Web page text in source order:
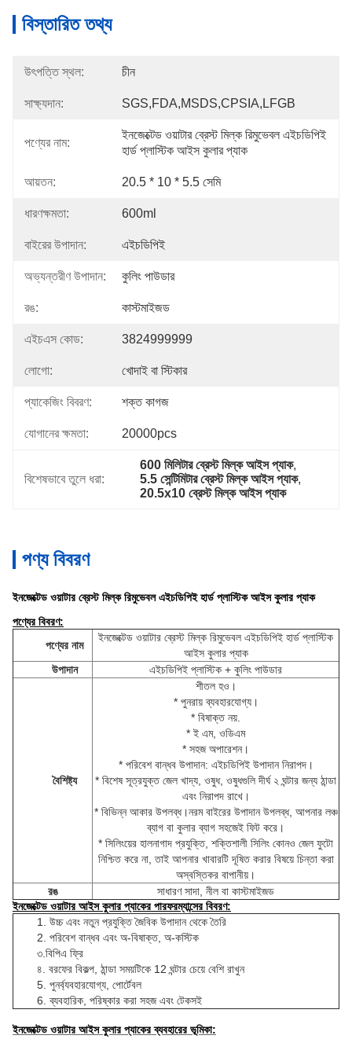
বিস্তারিত তথ্য
উৎপত্তি স্থল: চীন
সাক্ষ্যদান: SGS,FDA,MSDS,CPSIA,LFGB
পণ্যের নাম:
ইনজেক্টেড ওয়াটার ব্রেস্ট মিল্ক রিমুভেবল এইচডিপিই
হার্ড প্লাস্টিক আইস কুলার প্যাক
আয়তন: 20.5 * 10 * 5.5 সেমি
ধারণক্ষমতা: 600ml
বাইরের উপাদান: এইচডিপিই
অভ্যন্তরীণ উপাদান: কুলিং পাউডার
রঙ: কাস্টমাইজড
এইচএস কোড: 3824999999
লোগো: খোদাই বা স্টিকার
প্যাকেজিং বিবরণ: শক্ত কাগজ
যোগানের ক্ষমতা: 20000pcs
বিশেষভাবে তুলে ধরা:
600 মিলিটার ব্রেস্ট মিল্ক আইস প্যাক,
5.5 সেন্টিমিটার ব্রেস্ট মিল্ক আইস প্যাক,
20.5x10 ব্রেস্ট মিল্ক আইস প্যাক
পণ্য বিবরণ
ইনজেক্টেড ওয়াটার ব্রেস্ট মিল্ক রিমুভেবল এইচডিপিই হার্ড প্লাস্টিক আইস কুলার প্যাক
পণ্যের বিবরণ:
পণ্যের নাম
ইনজেক্টেড ওয়াটার ব্রেস্ট মিল্ক রিমুভেবল এইচডিপিই হার্ড প্লাস্টিক
আইস কুলার প্যাক
উপাদান
এইচডিপিই প্লাস্টিক + কুলিং পাউডার
বৈশিষ্ট্য
শীতল হও।
* পুনরায় ব্যবহারযোগ্য।
* বিষাক্ত নয়.
* ই এম, ওডিএম
* সহজ অপারেশন।
* পরিবেশ বান্ধব উপাদান: এইচডিপিই উপাদান নিরাপদ।
* বিশেষ সূত্রযুক্ত জেল খাদ্য, ওষুধ, ওষুধগুলি দীর্ঘ ২ ঘন্টার জন্য ঠান্ডা
এবং নিরাপদ রাখে।
* বিভিন্ন আকার উপলব্ধ।নরম বাইরের উপাদান উপলব্ধ, আপনার লঞ্চ
ব্যাগ বা কুলার ব্যাগ সহজেই ফিট করে।
* সিলিংয়ের হালনাগাদ প্রযুক্তি, শক্তিশালী সিলিং কোনও জেল ফুটো
নিশ্চিত করে না, তাই আপনার খাবারটি দূষিত করার বিষয়ে চিন্তা করা
অস্বস্তিকর বাপানীয়।
রঙ
সাধারণ সাদা, নীল বা কাস্টমাইজড
ইনজেক্টেড ওয়াটার আইস কুলার প্যাকের পারফরম্যান্সের বিবরণ:
1. উচ্চ এবং নতুন প্রযুক্তি জৈবিক উপাদান থেকে তৈরি
2. পরিবেশ বান্ধব এবং অ-বিষাক্ত, অ-কস্টিক
৩.বিপিএ ফ্রি
৪. বরফের বিকল্প, ঠান্ডা সময়টিকে 12 ঘন্টার চেয়ে বেশি রাখুন
5. পুনর্ব্যবহারযোগ্য, পোর্টেবল
6. ব্যবহারিক, পরিষ্কার করা সহজ এবং টেকসই
ইনজেক্টেড ওয়াটার আইস কুলার প্যাকের ব্যবহারের ভূমিকা: